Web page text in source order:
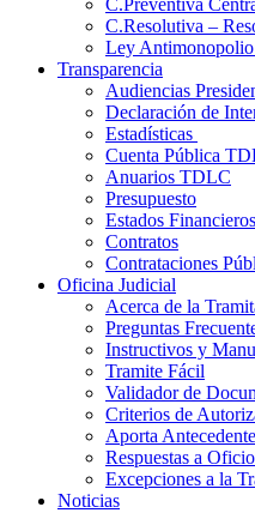
C.Preventiva
C.Resolutiva –
Ley
Transparencia
Audiencias
Declaración de
Estadísticas
Cuenta Pública
Anuarios TDLC
Presupuesto
Estados Financieros
Contratos
Contrataciones
Oficina Judicial
Acerca de la
Preguntas
Instructivos y
Tramite Fácil
Validador de
Criterios de
Aporta
Respuestas a
Excepciones a la
Noticias